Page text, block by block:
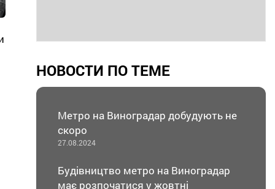
НОВОСТИ ПО ТЕМЕ
Метро на Виноградар добудують не
скоро
27.08.2024
Будівництво метро на Виноградар
має розпочатися у жовтні